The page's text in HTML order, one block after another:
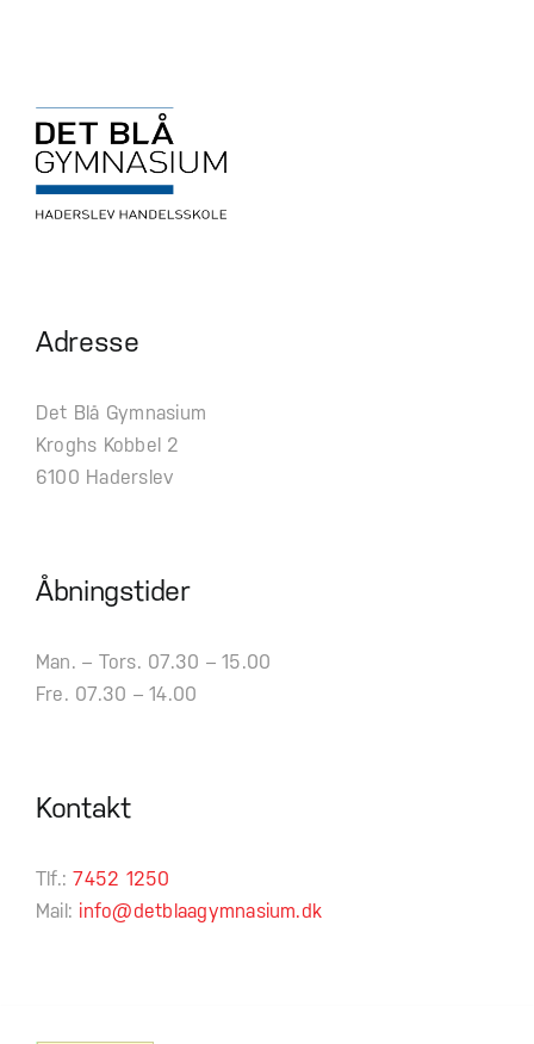
Adresse
Det Blå Gymnasium
Kroghs Kobbel 2
6100 Haderslev
Åbningstider
Man. – Tors. 07.30 – 15.00
Fre. 07.30 – 14.00
Kontakt
Tlf.:7452 1250
Mail: info@detblaagymnasium.dk